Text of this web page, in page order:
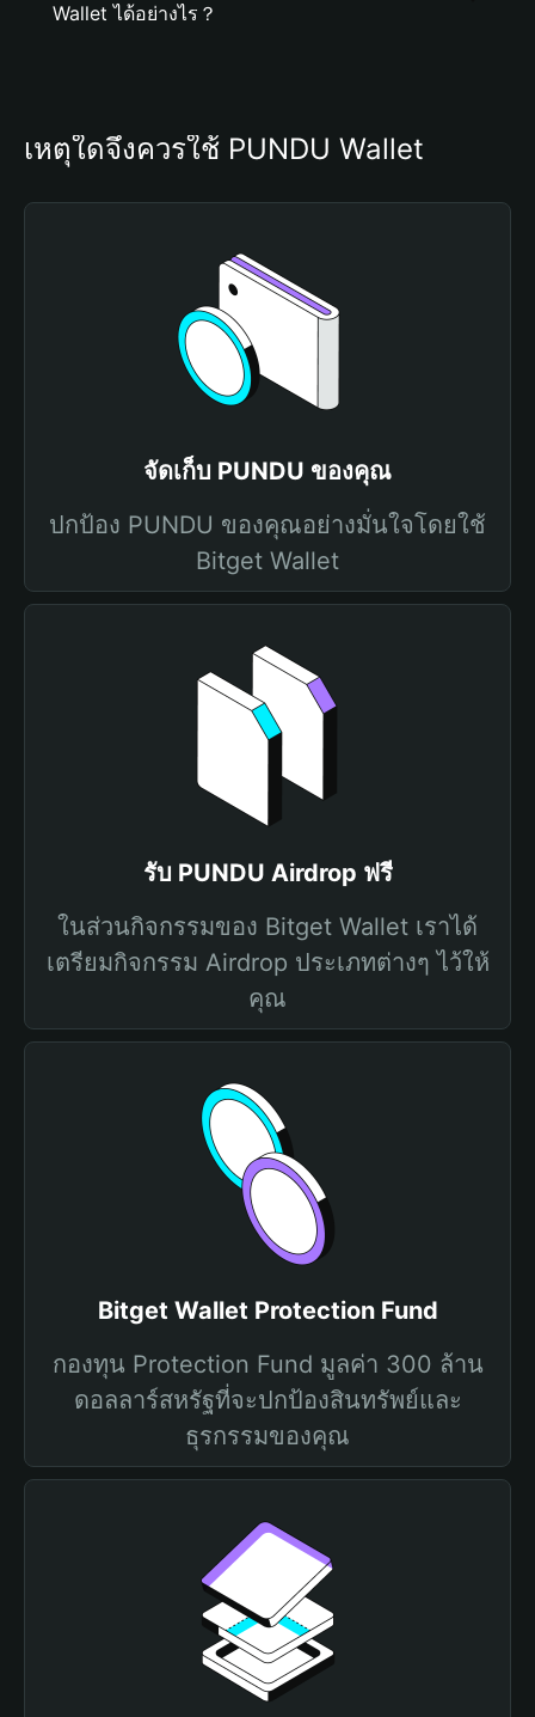
Wallet ได้อย่างไร？
เหตุใดจึงควรใช้ PUNDU Wallet
จัดเก็บ PUNDU ของคุณ
ปกป้อง PUNDU ของคุณอย่างมั่นใจโดยใช้
Bitget Wallet
รับ PUNDU Airdrop ฟรี
ในส่วนกิจกรรมของ Bitget Wallet เราได้
เตรียมกิจกรรม Airdrop ประเภทต่างๆ ไว้ให้
คุณ
Bitget Wallet Protection Fund
กองทุน Protection Fund มูลค่า 300 ล้าน
ดอลลาร์สหรัฐที่จะปกป้องสินทรัพย์และ
ธุรกรรมของคุณ